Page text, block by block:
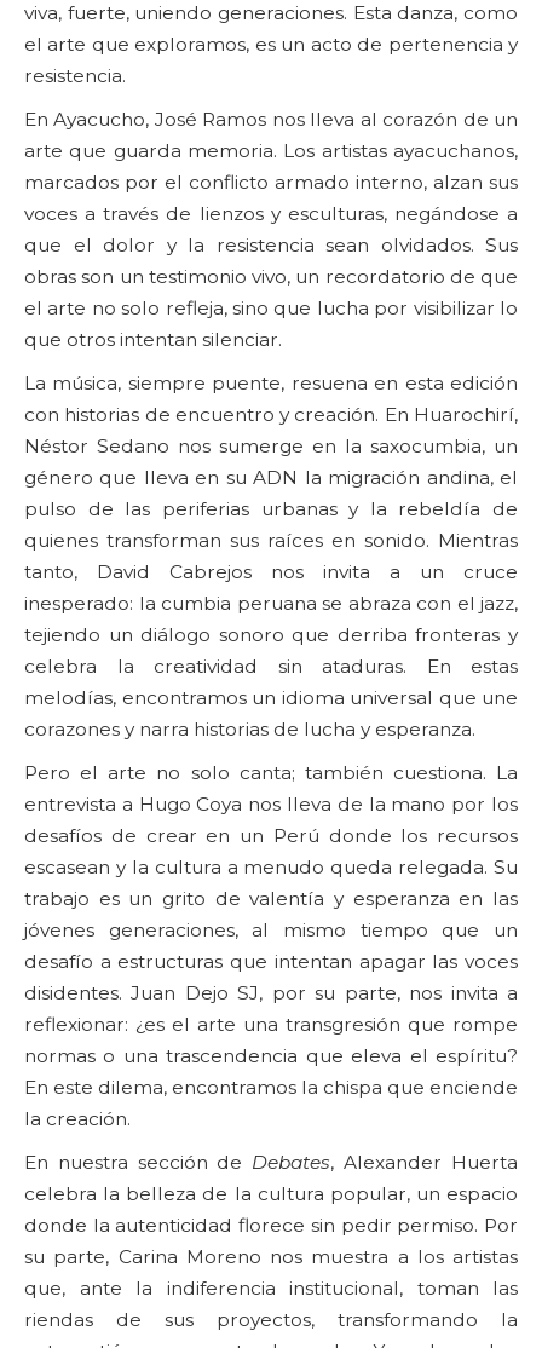
viva, fuerte, uniendo generaciones. Esta danza, como
el arte que exploramos, es un acto de pertenencia y
resistencia.
En Ayacucho, José Ramos nos lleva al corazón de un
arte que guarda memoria. Los artistas ayacuchanos,
marcados por el conflicto armado interno, alzan sus
voces a través de lienzos y esculturas, negándose a
que el dolor y la resistencia sean olvidados. Sus
obras son un testimonio vivo, un recordatorio de que
el arte no solo refleja, sino que lucha por visibilizar lo
que otros intentan silenciar.
La música, siempre puente, resuena en esta edición
con historias de encuentro y creación. En Huarochirí,
Néstor Sedano nos sumerge en la saxocumbia, un
género que lleva en su ADN la migración andina, el
pulso de las periferias urbanas y la rebeldía de
quienes transforman sus raíces en sonido. Mientras
tanto, David Cabrejos nos invita a un cruce
inesperado: la cumbia peruana se abraza con el jazz,
tejiendo un diálogo sonoro que derriba fronteras y
celebra la creatividad sin ataduras. En estas
melodías, encontramos un idioma universal que une
corazones y narra historias de lucha y esperanza.
Pero el arte no solo canta; también cuestiona. La
entrevista a Hugo Coya nos lleva de la mano por los
desafíos de crear en un Perú donde los recursos
escasean y la cultura a menudo queda relegada. Su
trabajo es un grito de valentía y esperanza en las
jóvenes generaciones, al mismo tiempo que un
desafío a estructuras que intentan apagar las voces
disidentes. Juan Dejo SJ, por su parte, nos invita a
reflexionar: ¿es el arte una transgresión que rompe
normas o una trascendencia que eleva el espíritu?
En este dilema, encontramos la chispa que enciende
la creación.
En nuestra sección de Debates, Alexander Huerta
celebra la belleza de la cultura popular, un espacio
donde la autenticidad florece sin pedir permiso. Por
su parte, Carina Moreno nos muestra a los artistas
que, ante la indiferencia institucional, toman las
riendas de sus proyectos, transformando la